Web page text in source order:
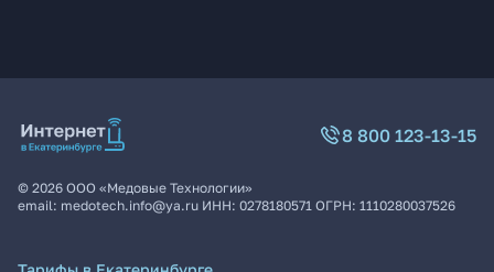
8 800 123-13-15
© 2026 ООО «Медовые Технологии»
email: medotech.info@ya.ru ИНН: 0278180571 ОГРН: 1110280037526